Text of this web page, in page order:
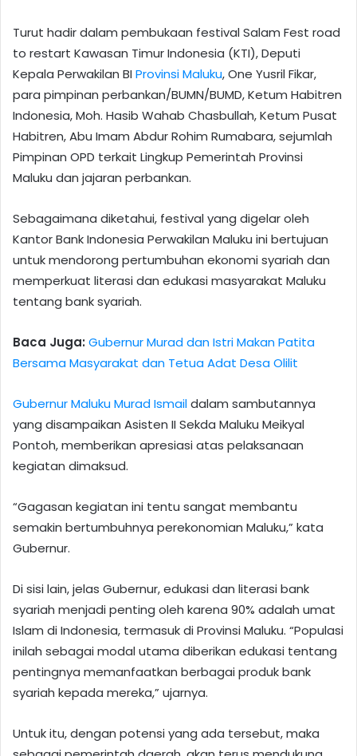
Turut hadir dalam pembukaan festival Salam Fest road
to restart Kawasan Timur Indonesia (KTI), Deputi
Kepala Perwakilan BIProvinsi Maluku, One Yusril Fikar,
para pimpinan perbankan/BUMN/BUMD, Ketum Habitren
Indonesia, Moh. Hasib Wahab Chasbullah, Ketum Pusat
Habitren, Abu Imam Abdur Rohim Rumabara, sejumlah
Pimpinan OPD terkait Lingkup Pemerintah Provinsi
Maluku dan jajaran perbankan.
Sebagaimana diketahui, festival yang digelar oleh
Kantor Bank Indonesia Perwakilan Maluku ini bertujuan
untuk mendorong pertumbuhan ekonomi syariah dan
memperkuat literasi dan edukasi masyarakat Maluku
tentang bank syariah.
Baca Juga: Gubernur Murad dan Istri Makan Patita
Bersama Masyarakat dan Tetua Adat Desa Olilit
Gubernur Maluku Murad Ismaildalam sambutannya
yang disampaikan Asisten II Sekda Maluku Meikyal
Pontoh, memberikan apresiasi atas pelaksanaan
kegiatan dimaksud.
“Gagasan kegiatan ini tentu sangat membantu
semakin bertumbuhnya perekonomian Maluku,” kata
Gubernur.
Di sisi lain, jelas Gubernur, edukasi dan literasi bank
syariah menjadi penting oleh karena 90% adalah umat
Islam di Indonesia, termasuk di Provinsi Maluku. “Populasi
inilah sebagai modal utama diberikan edukasi tentang
pentingnya memanfaatkan berbagai produk bank
syariah kepada mereka,” ujarnya.
Untuk itu, dengan potensi yang ada tersebut, maka